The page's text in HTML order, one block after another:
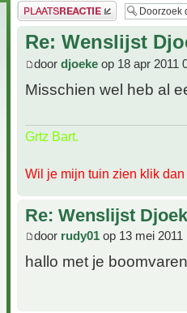
Plaats een reactie
Re: Wenslijst
door djoeke op 18 apr 2011
Misschien wel heb al
Grtz Bart.
Wil je mijn tuin zien klik dan
Re: Wenslijst
door rudy01 op 13 mei 2011
hallo met je